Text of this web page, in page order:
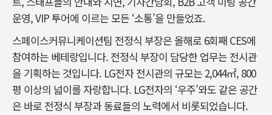
운영, VIP 투어에 이르는 모든 ‘소통’을 만들었죠.
스페이스커뮤니케이션팀 전정식 부장은 올해로 6회째 CES에
참여하는 베테랑입니다. 전정식 부장이 담당한 업무는 전시관
을 기획하는 것입니다. LG전자 전시관의 규모는 2,044㎡, 800
평 이상의 넓이를 자랑합니다. LG전자의 ‘우주’와도 같은 공간
은 바로 전정식 부장과 동료들의 노력에서 비롯되었습니다.